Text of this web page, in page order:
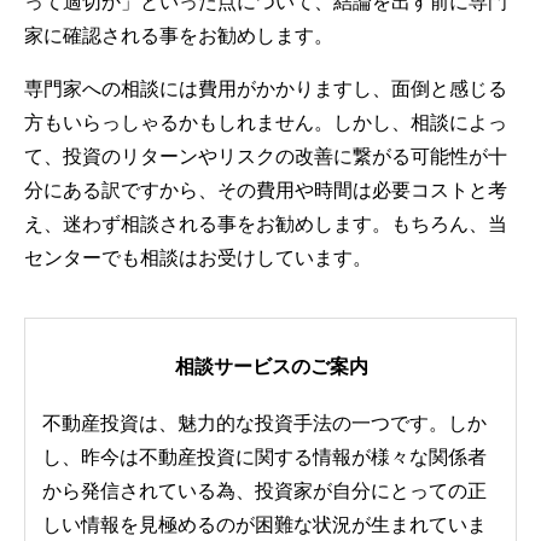
家に確認される事をお勧めします。
専門家への相談には費用がかかりますし、面倒と感じる
方もいらっしゃるかもしれません。しかし、相談によっ
て、投資のリターンやリスクの改善に繋がる可能性が十
分にある訳ですから、その費用や時間は必要コストと考
え、迷わず相談される事をお勧めします。もちろん、当
センターでも相談はお受けしています。
相談サービスのご案内
不動産投資は、魅力的な投資手法の一つです。しか
し、昨今は不動産投資に関する情報が様々な関係者
から発信されている為、投資家が自分にとっての正
しい情報を見極めるのが困難な状況が生まれていま